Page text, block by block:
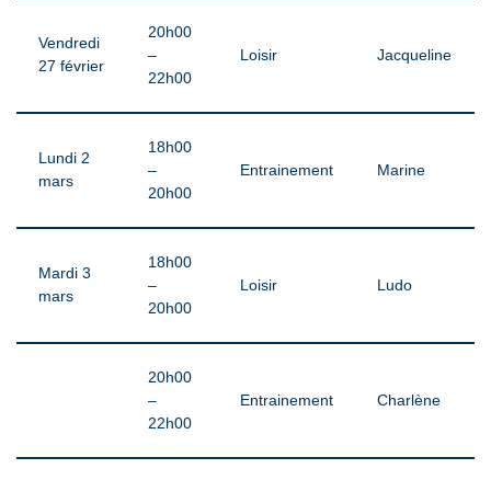
Vendredi
27 février
20h00
–
22h00
Loisir Jacqueline
Lundi 2
mars
18h00
–
20h00
Entrainement Marine
Mardi 3
mars
18h00
–
20h00
Loisir Ludo
20h00
–
22h00
Entrainement Charlène